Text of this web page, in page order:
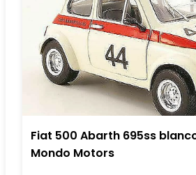
Fiat 500 Abarth 695ss
Mondo Motors